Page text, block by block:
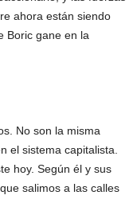
ahora están siendo
Boric gane en la
No son la misma
el sistema capitalista.
hoy. Según él y sus
salimos a las calles